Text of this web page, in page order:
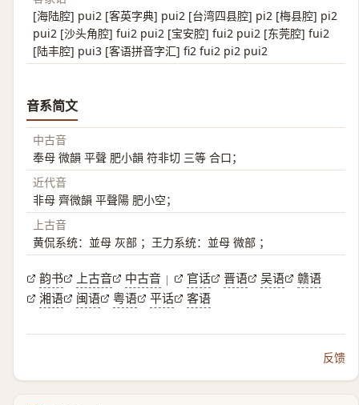
[海陆腔] pui2 [客英字典] pui2 [台湾四县腔] pi2 [梅县腔] pi2
pui2 [沙头角腔] fui2 pui2 [宝安腔] fui2 pui2 [东莞腔] fui2
[陆丰腔] pui3 [客语拼音字汇] fi2 fui2 pi2 pui2
音系简文
中古音
奉母 微韻 平聲 肥小韻 符非切 三等 合口；
近代音
非母 齊微韻 平聲陽 肥小空；
上古音
黄侃系统：並母 灰部 ；王力系统：並母 微部 ；
韵书 上古音 中古音 | 官话 晋语 吴语
赣语
湘语
闽语 粤语 平话 客语
反馈